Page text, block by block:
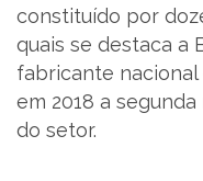
constituído por
quais se destaca a
fabricante
em 2018 a
do setor.